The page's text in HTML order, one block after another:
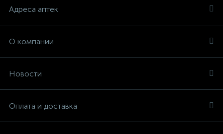
Адреса аптек
О компании
Новости
Оплата и доставка